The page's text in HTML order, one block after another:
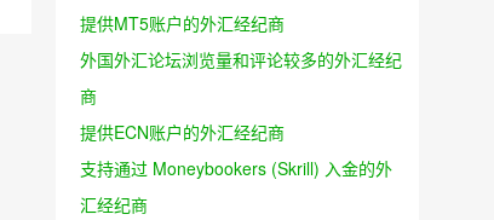
提供MT5账户的外汇经纪商
外国外汇论坛浏览量和评论较多的外汇经纪
商
提供ECN账户的外汇经纪商
支持通过 Moneybookers (Skrill) 入金的外
汇经纪商